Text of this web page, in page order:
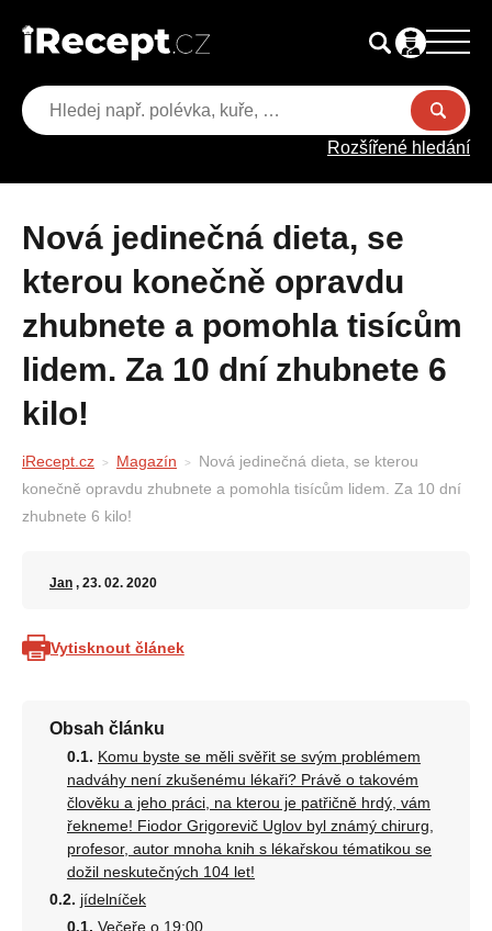
Rozšířené hledání
Nová jedinečná dieta, se
kterou konečně opravdu
zhubnete a pomohla tisícům
lidem. Za 10 dní zhubnete 6
kilo!
iRecept.cz Magazín
Nová jedinečná dieta, se kterou
konečně opravdu zhubnete a pomohla tisícům lidem. Za 10 dní
zhubnete 6 kilo!
Jan , 23. 02. 2020
Vytisknout článek
Obsah článku
Komu byste se měli svěřit se svým problémem
nadváhy není zkušenému lékaři? Právě o takovém
člověku a jeho práci, na kterou je patřičně hrdý, vám
řekneme! Fiodor Grigorevič Uglov byl známý chirurg,
profesor, autor mnoha knih s lékařskou tématikou se
dožil neskutečných 104 let!
jídelníček
Večeře o 19:00